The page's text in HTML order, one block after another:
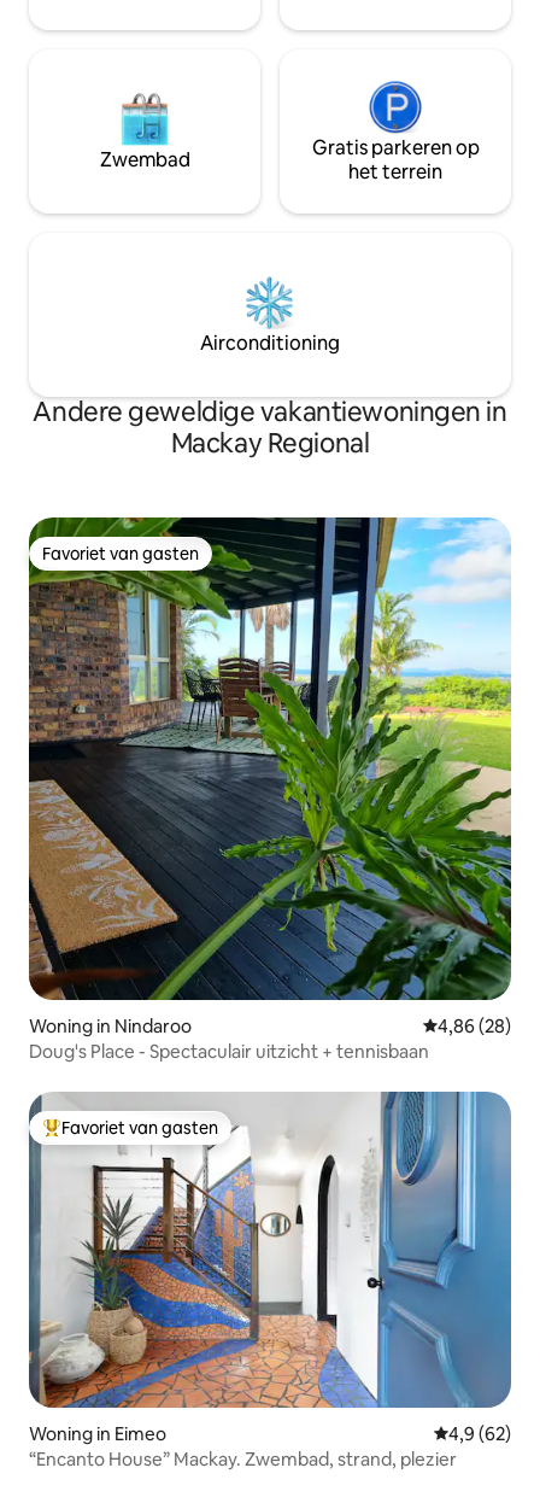
willen komen.
Zwembad
Gratis parkeren op
het terrein
Airconditioning
Andere geweldige vakantiewoningen in
Mackay Regional
Favoriet van gasten
Favoriet van gasten
Woning in Nindaroo Gemiddelde
4,86 (28)
Doug's Place - Spectaculair uitzicht + tennisbaan
Topfavoriet van gasten
Favoriet van gasten
Woning in Eimeo Gemiddelde
4,9 (62)
“Encanto House” Mackay. Zwembad, strand, plezier